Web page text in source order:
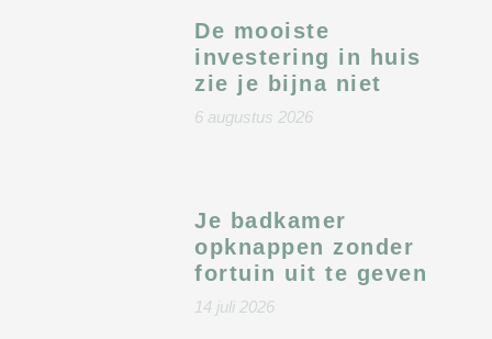
De mooiste
investering in huis
zie je bijna niet
6 augustus 2026
Je badkamer
opknappen zonder
fortuin uit te geven
14 juli 2026